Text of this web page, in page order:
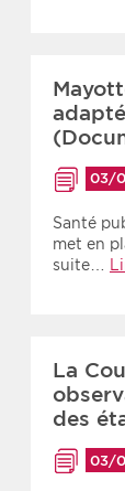
Choisir
03/
Santé
met en
suite…
La
des
03/